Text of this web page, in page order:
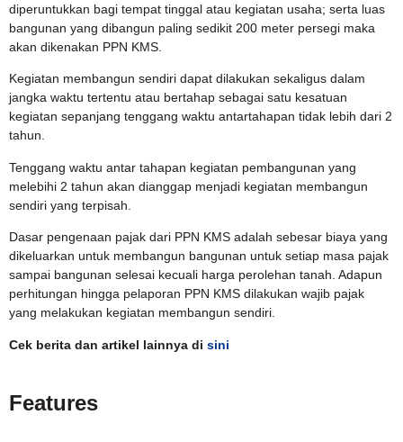
diperuntukkan bagi tempat tinggal atau kegiatan usaha; serta luas
bangunan yang dibangun paling sedikit 200 meter persegi maka
akan dikenakan PPN KMS.
Kegiatan membangun sendiri dapat dilakukan sekaligus dalam
jangka waktu tertentu atau bertahap sebagai satu kesatuan
kegiatan sepanjang tenggang waktu antartahapan tidak lebih dari 2
tahun.
Tenggang waktu antar tahapan kegiatan pembangunan yang
melebihi 2 tahun akan dianggap menjadi kegiatan membangun
sendiri yang terpisah.
Dasar pengenaan pajak dari PPN KMS adalah sebesar biaya yang
dikeluarkan untuk membangun bangunan untuk setiap masa pajak
sampai bangunan selesai kecuali harga perolehan tanah. Adapun
perhitungan hingga pelaporan PPN KMS dilakukan wajib pajak
yang melakukan kegiatan membangun sendiri.
Cek berita dan artikel lainnya di sini
Features